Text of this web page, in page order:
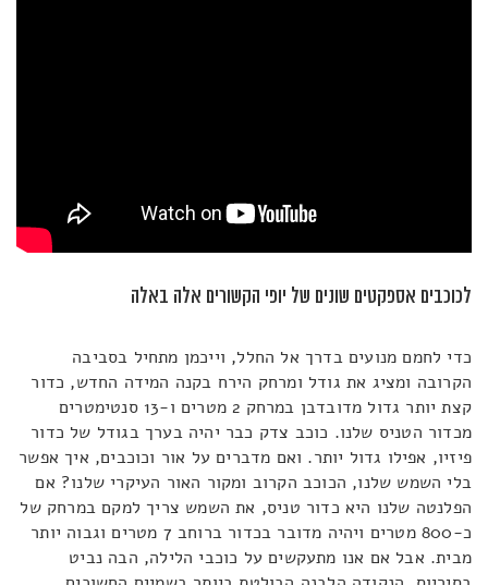
לכוכבים אספקטים שונים של יופי הקשורים אלה באלה
כדי לחמם מנועים בדרך אל החלל, וייכמן מתחיל בסביבה
הקרובה ומציג את גודל ומרחק הירח בקנה המידה החדש, כדור
קצת יותר גדול מדובדבן במרחק 2 מטרים ו-13 סנטימטרים
מכדור הטניס שלנו. כוכב צדק כבר יהיה בערך בגודל של כדור
פיזיו, אפילו גדול יותר. ואם מדברים על אור וכוכבים, איך אפשר
בלי השמש שלנו, הכוכב הקרוב ומקור האור העיקרי שלנו? אם
הפלנטה שלנו היא כדור טניס, את השמש צריך למקם במרחק של
כ-800 מטרים ויהיה מדובר בכדור ברוחב 7 מטרים וגבוה יותר
מבית. אבל אם אנו מתעקשים על כוכבי הלילה, הבה נביט